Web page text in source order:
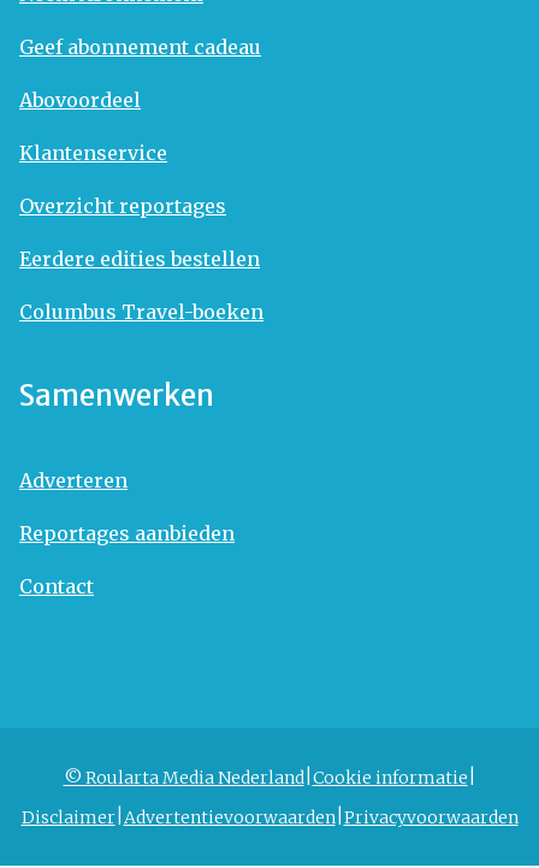
Geef abonnement cadeau
Abovoordeel
Klantenservice
Overzicht reportages
Eerdere edities bestellen
Columbus Travel-boeken
Samenwerken
Adverteren
Reportages aanbieden
Contact
© Roularta Media Nederland Cookie informatie
Disclaimer Advertentievoorwaarden Privacyvoorwaarden